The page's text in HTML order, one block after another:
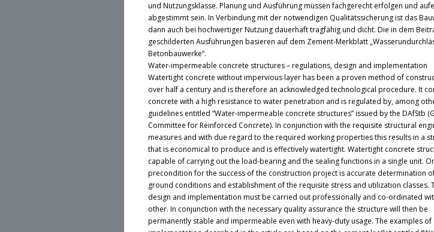
und Nutzungsklasse. Planung und Ausführung müssen fachgerecht erfolgen und
abgestimmt sein. In Verbindung mit der notwendigen Qualitätssicherung ist das
dann auch bei hochwertiger Nutzung dauerhaft tragfähig und dicht. Die in dem
geschilderten Ausführungen basieren auf dem Zement-Merkblatt
Betonbauwerke“.
Water-impermeable concrete structures – regulations, design and implementation
Watertight concrete without impervious layer has been a proven method of
over half a century and is therefore an acknowledged technological procedure. It
concrete with a high resistance to water penetration and is regulated by, among
guidelines entitled “Water-impermeable concrete structures” issued by the DAfStb
Committee for Reinforced Concrete). In conjunction with the requisite structural
measures and with due regard to the required working properties this results in a
that is economical to produce and is effectively watertight. Watertight concrete
capable of carrying out the load-bearing and the sealing functions in a single unit.
precondition for the success of the construction project is accurate determination
ground conditions and establishment of the requisite stress and utilization classes.
design and implementation must be carried out professionally and co-ordinated
other. In conjunction with the necessary quality assurance the structure will then be
permanently stable and impermeable even with heavy-duty usage. The examples of